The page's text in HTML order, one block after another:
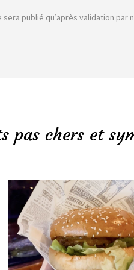
publié qu’après validation par
pas chers et